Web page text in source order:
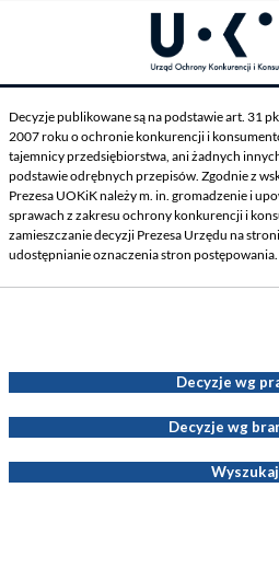
Decyzje publikowane są na podstawie art. 31
2007 roku o ochronie konkurencji i
tajemnicy przedsiębiorstwa, ani żadnych
podstawie odrębnych przepisów. Zgodnie z
Prezesa UOKiK należy m. in. gromadzenie i
sprawach z zakresu ochrony konkurencji i
zamieszczanie decyzji Prezesa Urzędu na
udostępnianie oznaczenia stron postępowania.
Decyzje wg
Decyzje wg
Wyszukaj